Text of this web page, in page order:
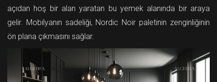
açıdan hoş bir alan yaratan bu yemek alanında bir araya
gelir. Mobilyanın sadeliği, Nordic Noir paletinin zenginliğinin
ön plana çıkmasını sağlar.